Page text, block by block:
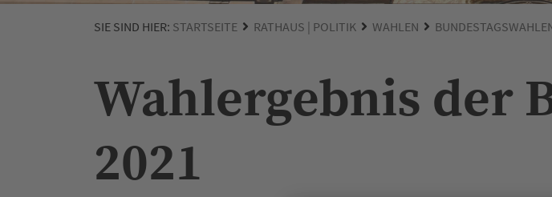
SIE SIND HIER: STARTSEITE RATHAUS | POLITIK WAHLEN
Wahlergebnis der
2021